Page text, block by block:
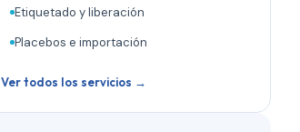
Etiquetado y liberación
Placebos e importación
Ver todos los servicios →